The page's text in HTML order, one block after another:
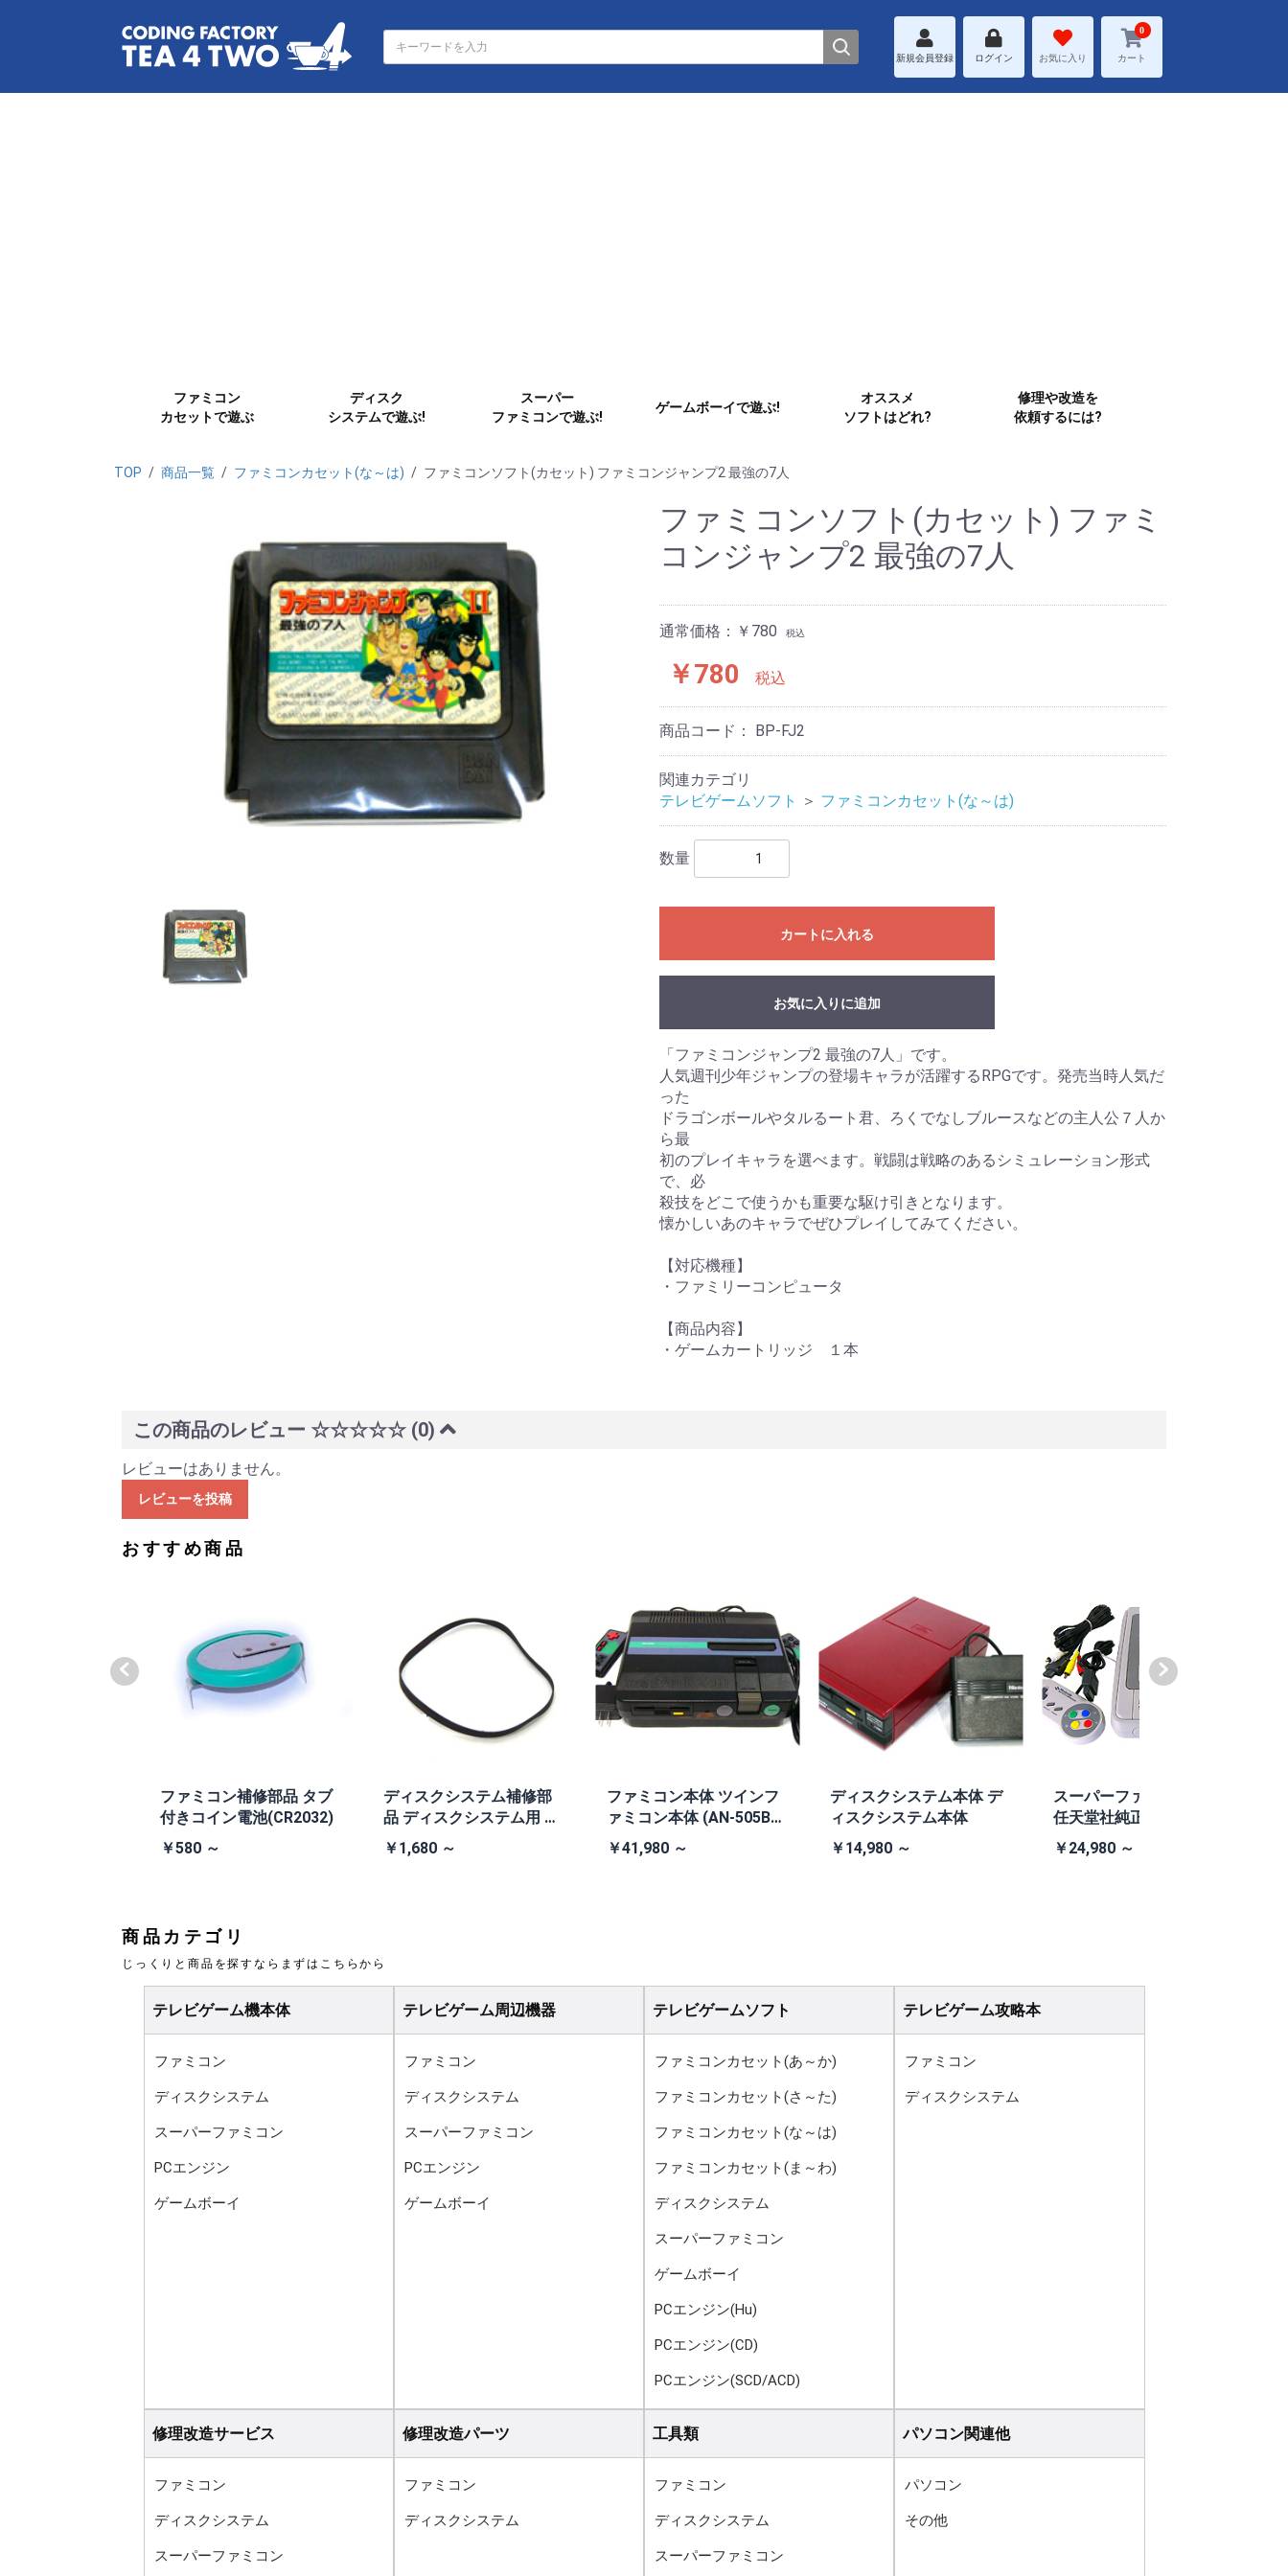
新規会員登録 ログイン お気に入り
0
カート
ファミコン
カセットで遊ぶ
ディスク
システムで遊ぶ!
スーパー
ファミコンで遊ぶ!
ゲームボーイで遊ぶ!
オススメ
ソフトはどれ?
修理や改造を
依頼するには?
TOP / 商品一覧 / ファミコンカセット(な～は) / ファミコンソフト(カセット) ファミコンジャンプ2 最強の7人
ファミコンソフト(カセット) ファミ
コンジャンプ2 最強の7人
通常価格：￥780 税込
￥780 税込
商品コード： BP-FJ2
関連カテゴリ
テレビゲームソフト
＞ ファミコンカセット(な～は)
数量
カートに入れる
お気に入りに追加
「ファミコンジャンプ2 最強の7人」です。
人気週刊少年ジャンプの登場キャラが活躍するRPGです。発売当時人気だ
った
ドラゴンボールやタルるート君、ろくでなしブルースなどの主人公７人か
ら最
初のプレイキャラを選べます。戦闘は戦略のあるシミュレーション形式
で、必
殺技をどこで使うかも重要な駆け引きとなります。
懐かしいあのキャラでぜひプレイしてみてください。
【対応機種】
・ファミリーコンピュータ
【商品内容】
・ゲームカートリッジ １本
この商品のレビュー ☆☆☆☆☆ (0)
レビューはありません。
レビューを投稿
おすすめ商品
ファミコン補修部品 タブ
付きコイン電池(CR2032)
￥580 ～
ディスクシステム補修部
品 ディスクシステム用 交
換ベルト
￥1,680 ～
ファミコン本体 ツインフ
ァミコン本体 (AN-505B
黒・連射あり)
￥41,980 ～
ディスクシステム本体 デ
ィスクシステム本体
￥14,980 ～
スーパーファミコン本体
任天堂社純正スーパーフ
ァミコン本体
￥24,980 ～
商品カテゴリ
じっくりと商品を探すならまずはこちらから
テレビゲーム機本体
ファミコン
ディスクシステム
スーパーファミコン
PCエンジン
ゲームボーイ
テレビゲーム周辺機器
ファミコン
ディスクシステム
スーパーファミコン
PCエンジン
ゲームボーイ
テレビゲームソフト
ファミコンカセット(あ～か)
ファミコンカセット(さ～た)
ファミコンカセット(な～は)
ファミコンカセット(ま～わ)
ディスクシステム
スーパーファミコン
ゲームボーイ
PCエンジン(Hu)
PCエンジン(CD)
PCエンジン(SCD/ACD)
テレビゲーム攻略本
ファミコン
ディスクシステム
修理改造サービス
ファミコン
ディスクシステム
スーパーファミコン
修理改造パーツ
ファミコン
ディスクシステム
工具類
ファミコン
ディスクシステム
スーパーファミコン
パソコン関連他
パソコン
その他